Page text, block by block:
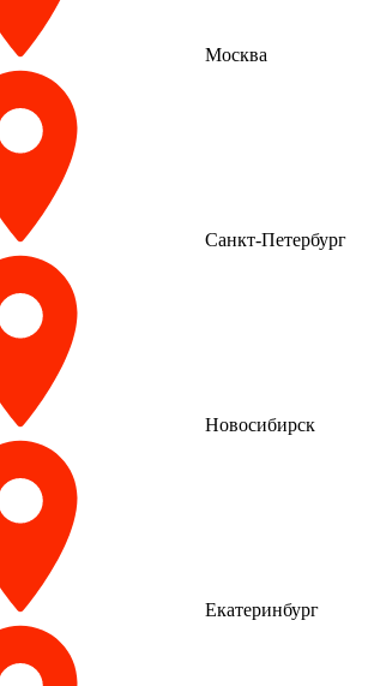
Москва
Санкт-Петербург
Новосибирск
Екатеринбург